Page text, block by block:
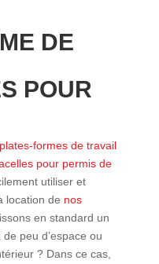
DE
POUR
plates-formes de travail
pour permis de
utiliser et
location de nos
en standard un
peu d’espace ou
? Dans ce cas,